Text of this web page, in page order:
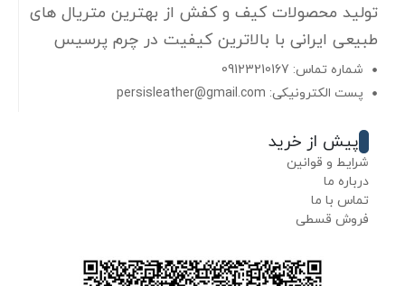
تولید محصولات کیف و کفش از بهترین متریال های
طبیعی ایرانی با بالاترین کیفیت در چرم پرسیس
شماره تماس: 09123210167
پست الکترونیکی: persisleather@gmail.com
پیش از خرید
شرایط و قوانین
درباره ما
تماس با ما
فروش قسطی